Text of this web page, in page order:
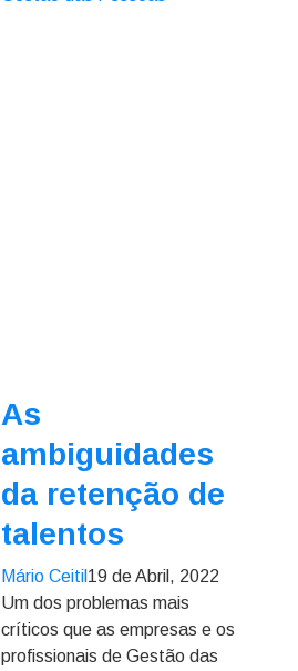
As
ambiguidades
da retenção de
talentos
Mário Ceitil 19 de Abril, 2022
Um dos problemas mais
críticos que as empresas e os
profissionais de Gestão das